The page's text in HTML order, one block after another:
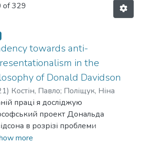
of 329
towards anti-
in the
of Donald Davidson
) Костін, Павло; Поліщук, Ніна
праці я досліджую
проект Дональда
в розрізі проблеми
У фокусі даної праці -
more